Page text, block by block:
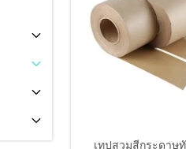
เทปสวมสีกระดาษ